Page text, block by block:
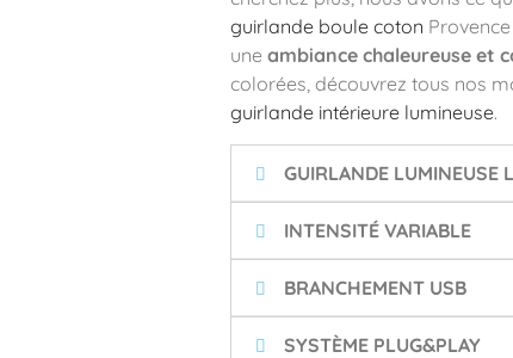
guirlande boule coton
une ambiance chaleureuse et
colorées, découvrez tous nos
guirlande intérieure lumineuse.
GUIRLANDE LUMINEUSE
INTENSITÉ VARIABLE
BRANCHEMENT USB
SYSTÈME PLUG&PLAY